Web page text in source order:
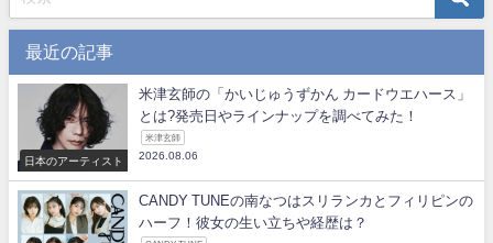
最近の記事
日本のアーティスト
米津玄師の「かいじゅうずかん カードウエハース」
とは?発売日やラインナップを調べてみた！
米津玄師
2026.08.06
CANDY TUNEの南なつはスリランカとフィリピンの
ハーフ！彼女の生い立ちや経歴は？